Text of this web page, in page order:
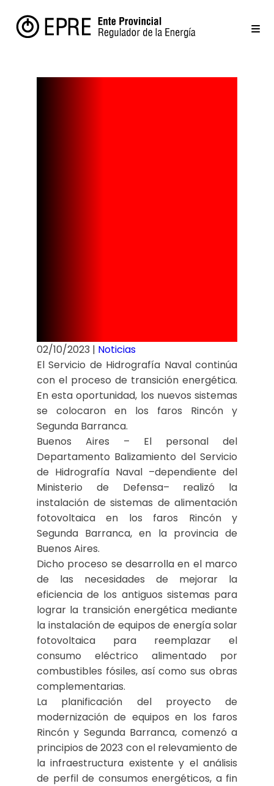
02/10/2023 | Noticias
El Servicio de Hidrografía Naval continúa
con el proceso de transición energética.
En esta oportunidad, los nuevos sistemas
se colocaron en los faros Rincón y
Segunda Barranca.
Buenos Aires – El personal del
Departamento Balizamiento del Servicio
de Hidrografía Naval –dependiente del
Ministerio de Defensa– realizó la
instalación de sistemas de alimentación
fotovoltaica en los faros Rincón y
Segunda Barranca, en la provincia de
Buenos Aires.
Dicho proceso se desarrolla en el marco
de las necesidades de mejorar la
eficiencia de los antiguos sistemas para
lograr la transición energética mediante
la instalación de equipos de energía solar
fotovoltaica para reemplazar el
consumo eléctrico alimentado por
combustibles fósiles, así como sus obras
complementarias.
La planificación del proyecto de
modernización de equipos en los faros
Rincón y Segunda Barranca, comenzó a
principios de 2023 con el relevamiento de
la infraestructura existente y el análisis
de perfil de consumos energéticos, a fin